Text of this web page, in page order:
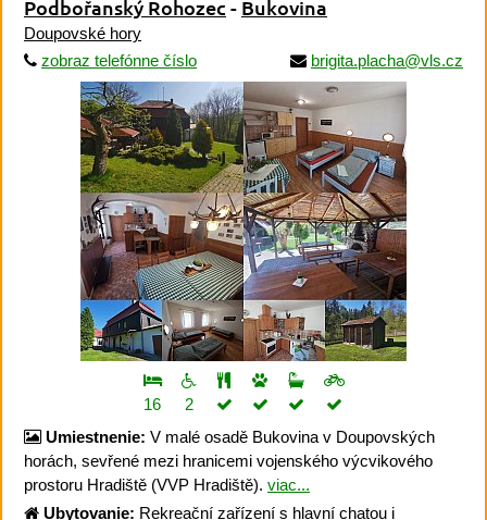
Podbořanský Rohozec - Bukovina
Doupovské hory
zobraz telefónne číslo
brigita.placha@vls.cz
16
2
Umiestnenie: V malé osadě Bukovina v Doupovských
horách, sevřené mezi hranicemi vojenského výcvikového
prostoru Hradiště (VVP Hradiště). viac...
Ubytovanie: Rekreační zařízení s hlavní chatou i